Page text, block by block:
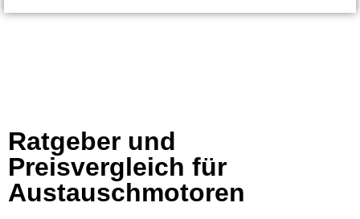
Ratgeber und
Preisvergleich für
Austauschmotoren